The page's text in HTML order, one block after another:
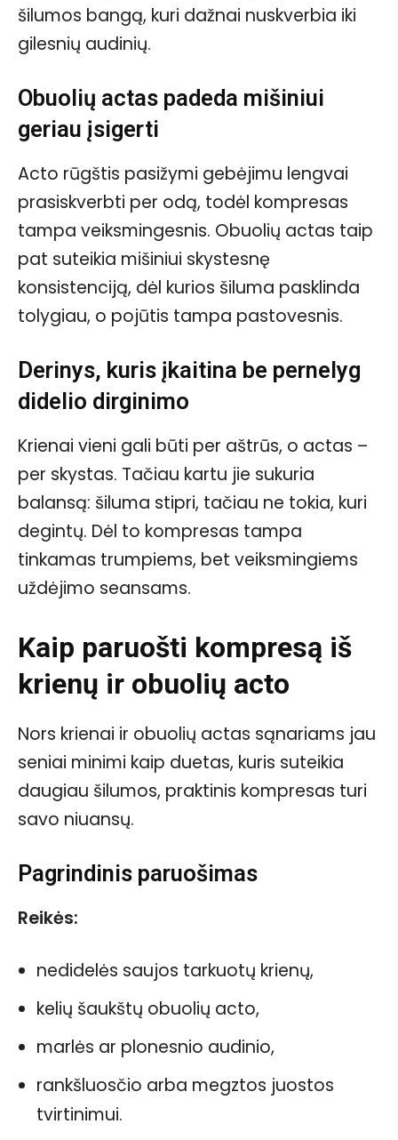
šilumos bangą, kuri dažnai nuskverbia iki
gilesnių audinių.
Obuolių actas padeda mišiniui
geriau įsigerti
Acto rūgštis pasižymi gebėjimu lengvai
prasiskverbti per odą, todėl kompresas
tampa veiksmingesnis. Obuolių actas taip
pat suteikia mišiniui skystesnę
konsistenciją, dėl kurios šiluma pasklinda
tolygiau, o pojūtis tampa pastovesnis.
Derinys, kuris įkaitina be pernelyg
didelio dirginimo
Krienai vieni gali būti per aštrūs, o actas –
per skystas. Tačiau kartu jie sukuria
balansą: šiluma stipri, tačiau ne tokia, kuri
degintų. Dėl to kompresas tampa
tinkamas trumpiems, bet veiksmingiems
uždėjimo seansams.
Kaip paruošti kompresą iš
krienų ir obuolių acto
Nors krienai ir obuolių actas sąnariams jau
seniai minimi kaip duetas, kuris suteikia
daugiau šilumos, praktinis kompresas turi
savo niuansų.
Pagrindinis paruošimas
Reikės:
nedidelės saujos tarkuotų krienų,
kelių šaukštų obuolių acto,
marlės ar plonesnio audinio,
rankšluosčio arba megztos juostos
tvirtinimui.